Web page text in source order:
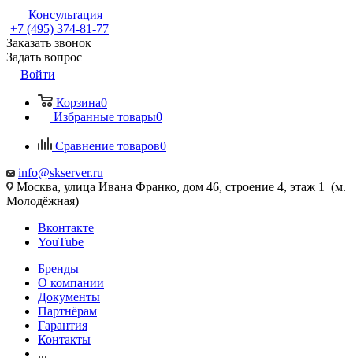
Консультация
+7 (495) 374-81-77
Заказать звонок
Задать вопрос
Войти
Корзина0
Избранные товары0
Сравнение товаров0
info@skserver.ru
Москва, улица Ивана Франко, дом 46, строение 4, этаж 1 (м.
Молодёжная)
Вконтакте
YouTube
Бренды
О компании
Документы
Партнёрам
Гарантия
Контакты
...